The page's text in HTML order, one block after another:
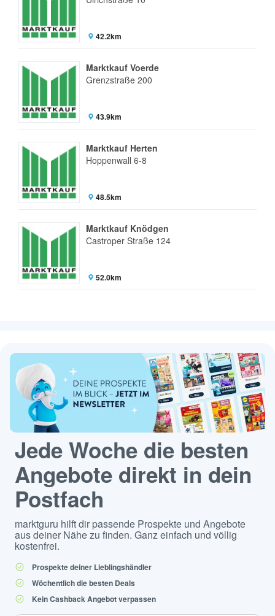
42.2km
Marktkauf Voerde
Grenzstraße 200
43.9km
Marktkauf Herten
Hoppenwall 6-8
48.5km
Marktkauf Knödgen
Castroper Straße 124
52.0km
Jede Woche die besten
Angebote direkt in dein
Postfach
marktguru hilft dir passende Prospekte und Angebote
aus deiner Nähe zu finden. Ganz einfach und völlig
kostenfrei.
Prospekte deiner Lieblingshändler
Wöchentlich die besten Deals
Kein Cashback Angebot verpassen